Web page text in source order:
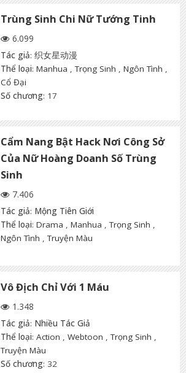
Trùng Sinh Chi Nữ Tướng Tinh
6.099
Tác giả: 织女星动漫
Thể loại: Manhua ,Trọng Sinh , Ngôn Tình ,
Cổ Đại
Số chương: 17
Cẩm Nang Bật Hack Nơi Công Sở
Của Nữ Hoàng Doanh Số Trùng
Sinh
7.406
Tác giả: Mộng Tiên Giới
Thể loại: Drama , Manhua ,Trọng Sinh ,
Ngôn Tình ,Truyện Màu
Vô Địch Chỉ Với 1 Máu
1.348
Tác giả: Nhiều Tác Giả
Thể loại: Action , Webtoon ,Trọng Sinh ,
Truyện Màu
Số chương: 32